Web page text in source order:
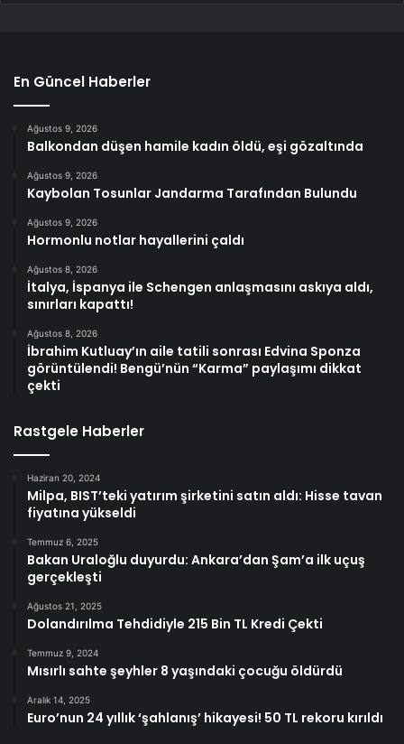
En Güncel Haberler
Ağustos 9, 2026
Balkondan düşen hamile kadın öldü, eşi gözaltında
Ağustos 9, 2026
Kaybolan Tosunlar Jandarma Tarafından Bulundu
Ağustos 9, 2026
Hormonlu notlar hayallerini çaldı
Ağustos 8, 2026
İtalya, İspanya ile Schengen anlaşmasını askıya aldı,
sınırları kapattı!
Ağustos 8, 2026
İbrahim Kutluay’ın aile tatili sonrası Edvina Sponza
görüntülendi! Bengü’nün “Karma” paylaşımı dikkat
çekti
Rastgele Haberler
Haziran 20, 2024
Milpa, BIST’teki yatırım şirketini satın aldı: Hisse tavan
fiyatına yükseldi
Temmuz 6, 2025
Bakan Uraloğlu duyurdu: Ankara’dan Şam’a ilk uçuş
gerçekleşti
Ağustos 21, 2025
Dolandırılma Tehdidiyle 215 Bin TL Kredi Çekti
Temmuz 9, 2024
Mısırlı sahte şeyhler 8 yaşındaki çocuğu öldürdü
Aralık 14, 2025
Euro’nun 24 yıllık ‘şahlanış’ hikayesi! 50 TL rekoru kırıldı